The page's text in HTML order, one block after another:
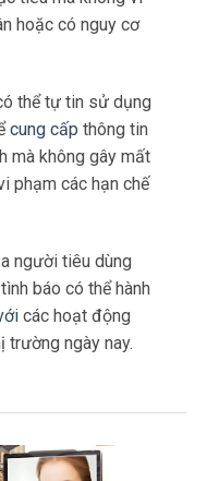
phép các doanh
cập và mức độ
tiêu mà không vi
hoặc có nguy cơ
thể tự tin sử dụng
không gây mất
phạm các hạn chế
người tiêu dùng
các hoạt động